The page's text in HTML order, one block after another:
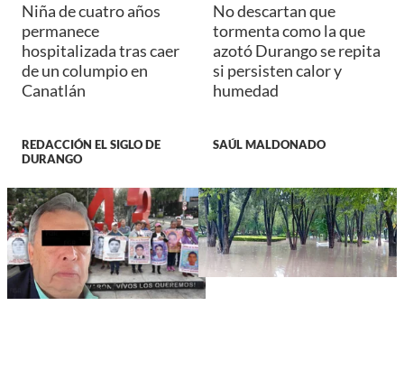
Niña de cuatro años
permanece
hospitalizada tras caer
de un columpio en
Canatlán
REDACCIÓN EL SIGLO DE
DURANGO
No descartan que
tormenta como la que
azotó Durango se repita
si persisten calor y
humedad
SAÚL MALDONADO